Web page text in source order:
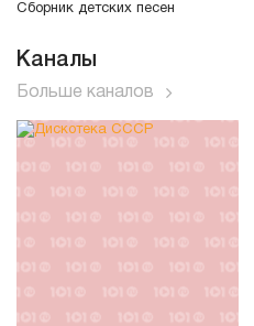
Сборник детских песен
Каналы
Больше каналов